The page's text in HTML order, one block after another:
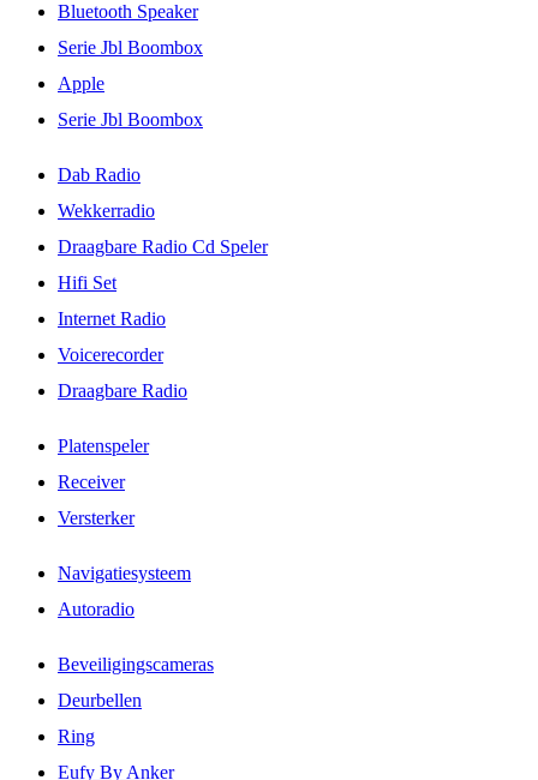
Bluetooth Speaker
Serie Jbl Boombox
Apple
Serie Jbl Boombox
Dab Radio
Wekkerradio
Draagbare Radio Cd Speler
Hifi Set
Internet Radio
Voicerecorder
Draagbare Radio
Platenspeler
Receiver
Versterker
Navigatiesysteem
Autoradio
Beveiligingscameras
Deurbellen
Ring
Eufy By Anker